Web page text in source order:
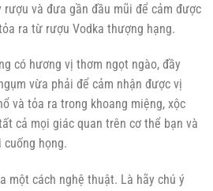
và đưa gần đầu mũi để cảm được
ra từ rượu Vodka thượng hạng.
có hương vị thơm ngọt ngào, đầy
vừa phải để cảm nhận được vị
và tỏa ra trong khoang miệng, xộc
cả mọi giác quan trên cơ thể bạn và
họng.
một cách nghệ thuật. Là hãy chú ý